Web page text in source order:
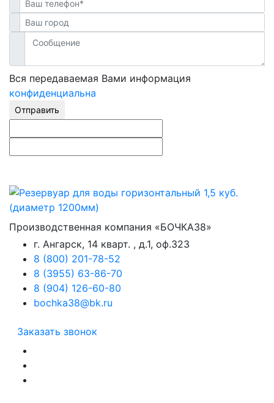
Вся передаваемая Вами информация
конфиденциальна
Отправить
Производственная компания «БОЧКА38»
г. Ангарск, 14 кварт. , д.1, оф.323
8 (800) 201-78-52
8 (3955) 63-86-70
8 (904) 126-60-80
bochka38@bk.ru
Заказать звонок